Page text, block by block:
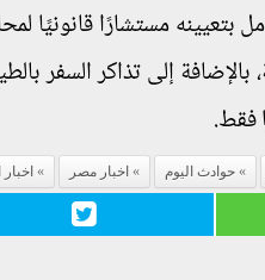
مستشارًا قانونيًا
إلى تذاكر السفر
فقط.
حوادث اليوم اخبار مصر اخبار